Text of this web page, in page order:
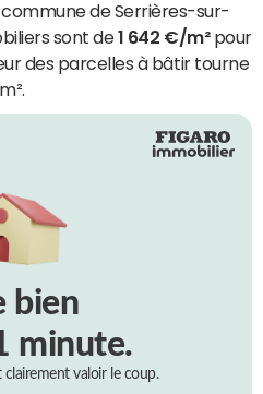
de Serrières-sur-
sont de1 642 €/m²pour
des parcelles à bâtir tourne
bien
minute.
valoir le coup.